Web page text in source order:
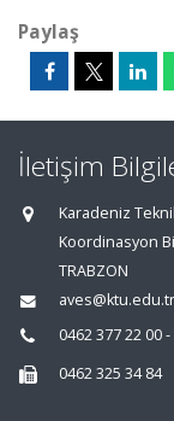
Paylaş
İletişim
Karadeniz
Koordinasyon
TRABZON
aves@ktu.edu.tr
0462 377 22 00
0462 325 34 84